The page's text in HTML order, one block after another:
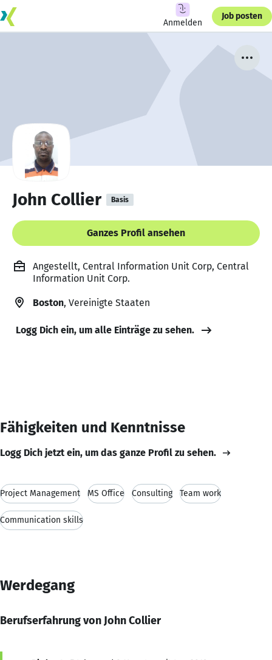
Anmelden
Job posten
John Collier Basis
Ganzes Profil ansehen
Angestellt, Central Information Unit Corp, Central
Information Unit Corp.
Boston, Vereinigte Staaten
Logg Dich ein, um alle Einträge zu sehen.
Fähigkeiten und Kenntnisse
Logg Dich jetzt ein, um das ganze Profil zu sehen.
Project Management MS Office Consulting Team work
Communication skills
Werdegang
Berufserfahrung von John Collier